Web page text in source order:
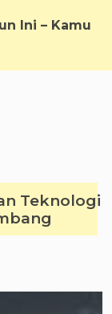
Ini – Kamu
Teknologi